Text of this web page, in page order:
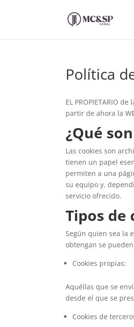
Política
EL PROPIETARIO
partir de ahora la
¿Qué
Las cookies son
tienen un papel
permiten a una
su equipo y,
servicio ofrecido.
Tipos de
Según quien sea la
obtengan se
Cookies propias:
Aquéllas que se
desde el que se
Cookies de